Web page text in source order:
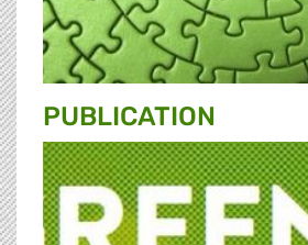
PUBLICATION